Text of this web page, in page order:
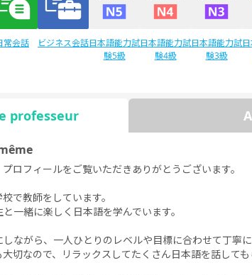
常会話 ビジネス会話日本語能力試
験5級
日本語能力試
験4級
日本語能力試
験3級
professeur
ロフィールをご覧いただきありがとうございます。
で教師をしています。
一緒に楽しく日本語を学んでいます。
ながら、一人ひとりのレベルや目標に合わせて丁寧
切なので、リラックスしてたくさん日本語を話しても